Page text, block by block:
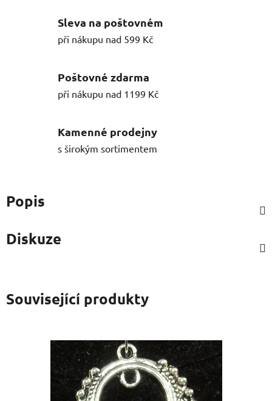
Sleva na poštovném
při nákupu nad 599 Kč
Poštovné zdarma
při nákupu nad 1199 Kč
Kamenné prodejny
s širokým sortimentem
Popis
Diskuze
Související produkty